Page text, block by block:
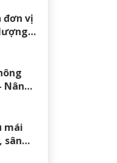
đơn vị
Nâng
mái
sân